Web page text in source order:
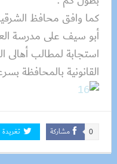
كما وافق محافظ
أبو سيف على مدرسة
استجابة لمطالب أهالى
القانونية بالمحافظة
مشاركة 0 تغريدة